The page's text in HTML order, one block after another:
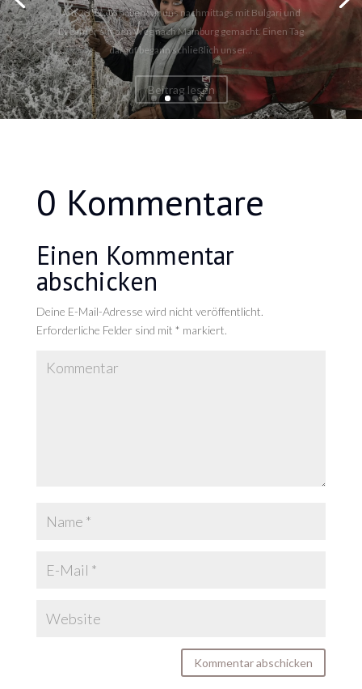
Dreamer auf den Weg nach Mainburg gemacht. Einen Tag
darauf begann schließlich unser...
Beitrag lesen
0 Kommentare
Einen Kommentar
abschicken
Deine E-Mail-Adresse wird nicht veröffentlicht.
Erforderliche Felder sind mit * markiert.
Kommentar abschicken